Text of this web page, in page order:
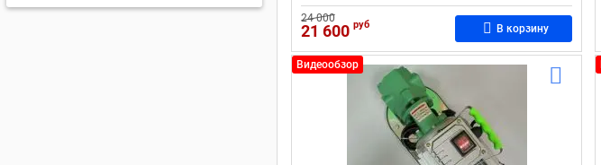
24 000
21 600 руб В корзину
Видеообзор